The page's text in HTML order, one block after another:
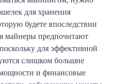
для хранения
будете впоследствии
майнеры предпочитают
для эффективной
слишком большие
и финансовые